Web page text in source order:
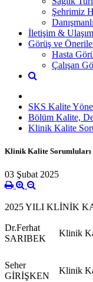
Şehrimiz
İletişim & Ulaşım
Görüş ve
Hasta
Çalışan
SKS Kalite
Bölüm Kalite,
Klinik Kalite
Klinik Kalite Sorumluları
03 Şubat 2025
2025 YILI KLİNİK
Dr.Ferhat
SARIBEK
Klinik
Seher
GİRİŞKEN
Klinik